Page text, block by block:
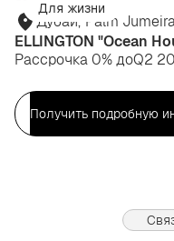
Для жизни
Дубай, Palm
ELLINGTON "Ocean
Рассрочка 0% доQ2
Получить подробную